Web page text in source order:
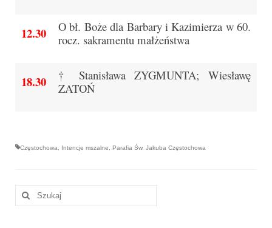
Boże Ciało
Uroczystość Św. Jakuba Apostoła 2020
12.30
O bł. Boże dla Barbary i Kazimierza w 60.
rocz. sakramentu małżeństwa
18.30
† Stanisława ZYGMUNTA; Wiesławę
ZATOŃ
Częstochowa, Intencje mszalne, Parafia Św. Jakuba Częstochowa
Szuklaj